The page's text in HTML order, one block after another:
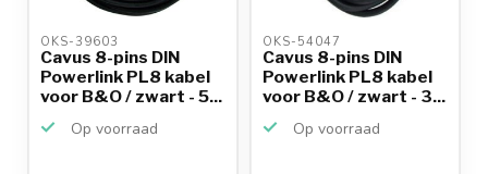
OKS-39603
Cavus 8-pins DIN
Powerlink PL8 kabel
voor B&O / zwart - 5...
Op voorraad
OKS-54047
Cavus 8-pins DIN
Powerlink PL8 kabel
voor B&O / zwart - 3...
Op voorraad